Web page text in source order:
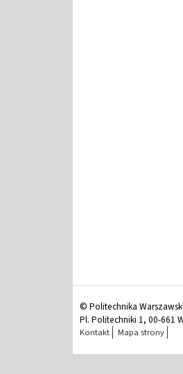
© Politechnika
Pl. Politechniki 1, 00-661
Kontakt Mapa strony